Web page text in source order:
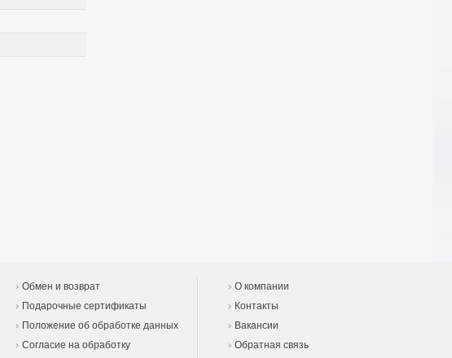
Обмен и возврат
Подарочные сертификаты
Положение об обработке данных
Согласие на обработку
О компании
Контакты
Вакансии
Обратная связь